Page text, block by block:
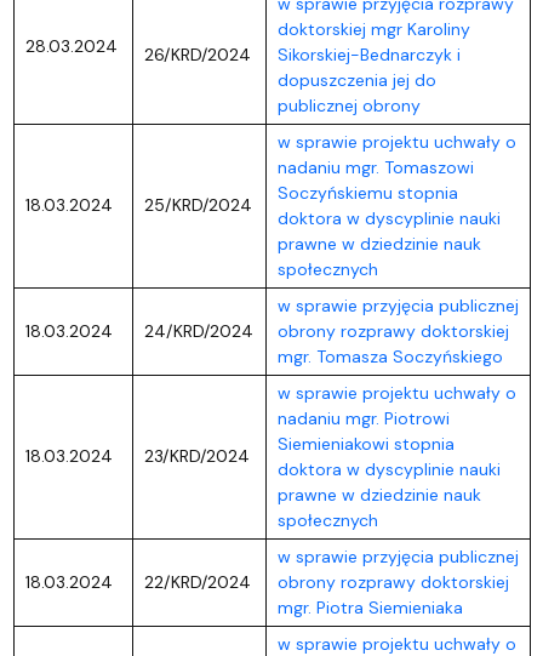
28.03.2024 26/KRD/2024
doktorskiej mgr Karoliny
Sikorskiej-Bednarczyk i
dopuszczenia jej do
publicznej obrony
18.03.2024 25/KRD/2024
w sprawie projektu uchwały o
nadaniu mgr. Tomaszowi
Soczyńskiemu stopnia
doktora w dyscyplinie nauki
prawne w dziedzinie nauk
społecznych
18.03.2024 24/KRD/2024
w sprawie przyjęcia publicznej
obrony rozprawy doktorskiej
mgr. Tomasza Soczyńskiego
18.03.2024 23/KRD/2024
w sprawie projektu uchwały o
nadaniu mgr. Piotrowi
Siemieniakowi stopnia
doktora w dyscyplinie nauki
prawne w dziedzinie nauk
społecznych
18.03.2024 22/KRD/2024
w sprawie przyjęcia publicznej
obrony rozprawy doktorskiej
mgr. Piotra Siemieniaka
w sprawie projektu uchwały o